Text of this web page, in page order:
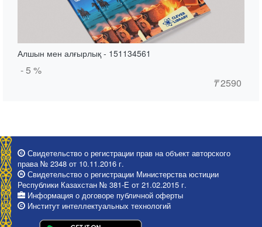
Алшын мен алғырлық - 151134561
- 5 %
₸2590
Свидетельство о регистрации прав на объект авторского
права № 2348 от 10.11.2016 г.
Свидетельство о регистрации Министерства юстиции
Республики Казахстан № 381-Е от 21.02.2015 г.
Информация о договоре публичной оферты
Институт интеллектуальных технологий